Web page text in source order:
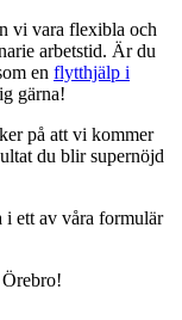
vi vara flexibla och
arbetstid. Är du
en flytthjälp i
gärna!
på att vi kommer
du blir supernöjd
i ett av våra formulär